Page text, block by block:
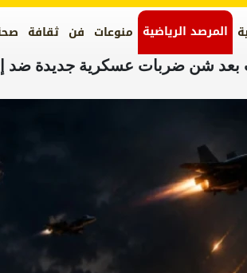
المرصد الرياضية منوعات فن ثقافة
بعد شن ضربات عسكرية جديدة ضد